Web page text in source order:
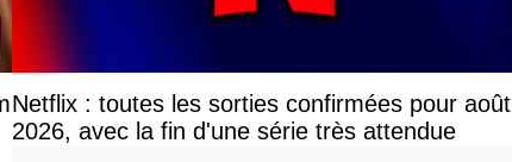
Netflix : toutes les sorties confirmées pour août
2026, avec la fin d'une série très attendue